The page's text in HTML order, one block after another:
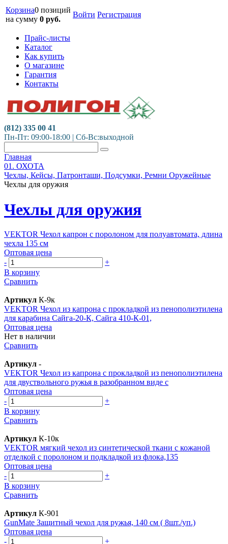
Корзина0 позиций
на сумму 0 руб.
Войти Регистрация
Прайс-листы
Каталог
Как купить
О магазине
Гарантия
Контакты
(812) 335 00 41
Пн-Пт: 09:00-18:00 | Сб-Вс:выходной
Главная
01. ОХОТА
Чехлы, Кейсы, Патронташи, Подсумки, Ремни Оружейные
Чехлы для оружия
Чехлы для оружия
VEKTOR Чехол капрон с поролоном для полуавтомата, длина
чехла 135 см
Оптовая цена
-
+
В корзину
Сравнить
Артикул К-9к
VEKTOR Чехол из капрона с прокладкой из пенополиэтилена
для карабина Сайга-20-К, Сайга 410-К-01,
Оптовая цена
Нет в наличии
Сравнить
Артикул -
VEKTOR Чехол из капрона с прокладкой из пенополиэтилена
для двуствольного ружья в разобранном виде с
Оптовая цена
-
+
В корзину
Сравнить
Артикул К-10к
VEKTOR мягкий чехол из синтетической ткани с кожаной
отделкой с поролоном и подкладкой из флока,135
Оптовая цена
-
+
В корзину
Сравнить
Артикул К-901
GunMate Защитный чехол для ружья, 140 см ( 8шт./уп.)
Оптовая цена
-
+